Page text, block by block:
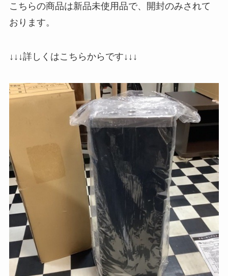
こちらの商品は新品未使用品で、開封のみされて
おります。
↓↓↓詳しくはこちらからです↓↓↓